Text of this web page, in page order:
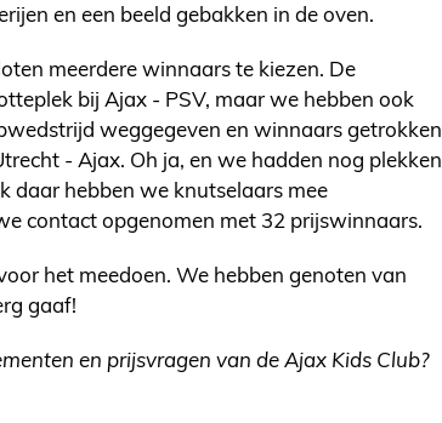
en een beeld gebakken in de oven.
meerdere winnaars te kiezen. De
bij Ajax - PSV, maar we hebben ook
weggegeven en winnaars getrokken
- Ajax. Oh ja, en we hadden nog plekken
daar hebben we knutselaars mee
contact opgenomen met 32 prijswinnaars.
het meedoen. We hebben genoten van
gaaf!
en prijsvragen van de Ajax Kids Club?